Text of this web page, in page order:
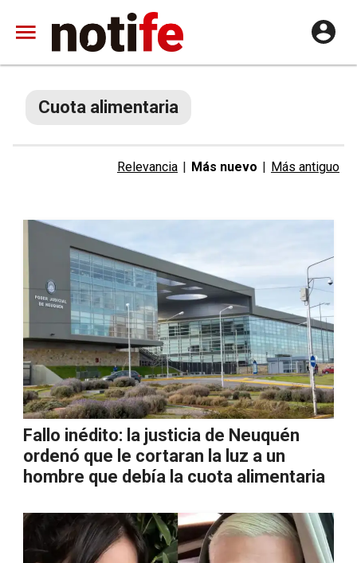
Cuota alimentaria
Relevancia | Más nuevo | Más antiguo
Fallo inédito: la justicia de Neuquén
ordenó que le cortaran la luz a un
hombre que debía la cuota alimentaria